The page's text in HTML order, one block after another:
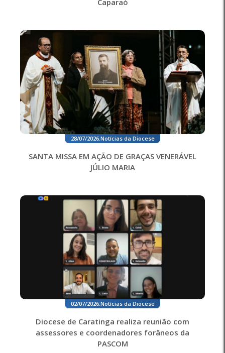
28/07/2026. Notícias da Diocese
SANTA MISSA EM AÇÃO DE GRAÇAS VENERÁVEL
JÚLIO MARIA
02/07/2026. Notícias da Diocese
Diocese de Caratinga realiza reunião com
assessores e coordenadores forâneos da
PASCOM